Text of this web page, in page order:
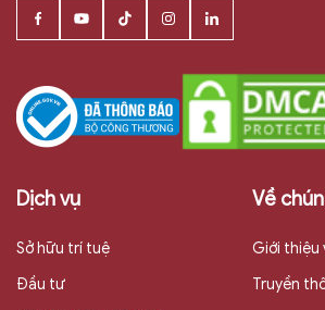
Dịch vụ
Sở hữu trí tuệ
Đầu tư
Về
Giới thiệu
Truyền